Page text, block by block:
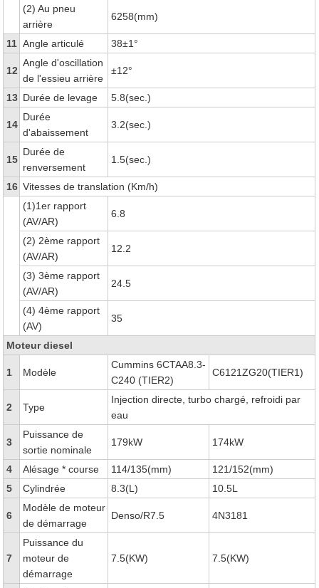
(2) Au pneu
arrière
6258(mm)
11 Angle articulé 38±1°
12
Angle d'oscillation
de l'essieu arrière
±12°
13 Durée de levage 5.8(sec.)
14
Durée
d'abaissement
3.2(sec.)
15
Durée de
renversement
1.5(sec.)
16 Vitesses de translation (Km/h)
(1)1er rapport
(AV/AR)
6.8
(2) 2ème rapport
(AV/AR)
12.2
(3) 3ème rapport
(AV/AR)
24.5
(4) 4ème rapport
(AV)
35
Moteur diesel
1 Modèle
Cummins 6CTAA8.3-
C240 (TIER2)
C6121ZG20(TIER1)
2 Type
Injection directe, turbo chargé, refroidi par
eau
3
Puissance de
sortie nominale
179kW 174kW
4 Alésage * course 114/135(mm)
121/152(mm)
5
Cylindrée 8.3(L) 10.5L
6
Modèle de moteur
de démarrage
Denso/R7.5 4N3181
7
Puissance du
moteur de
démarrage
7.5(KW) 7.5(KW)